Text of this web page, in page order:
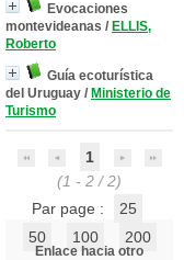
Evocaciones
montevideanas / ELLIS,
Roberto
Guía ecoturística
del Uruguay / Ministerio de
Turismo
1
(1 - 2 / 2)
Par page :
25
50
100 200
Enlace hacia otro